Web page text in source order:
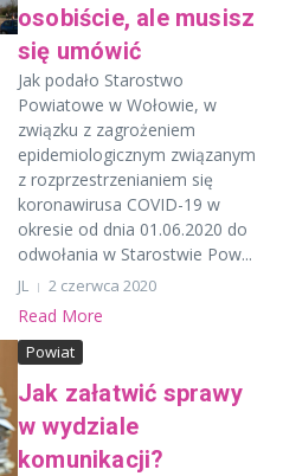
osobiście, ale musisz
się umówić
Jak podało Starostwo
Powiatowe w Wołowie, w
związku z zagrożeniem
epidemiologicznym związanym
z rozprzestrzenianiem się
koronawirusa COVID-19 w
okresie od dnia 01.06.2020 do
odwołania w Starostwie Pow...
JL 2 czerwca 2020
Read More
Powiat
Jak załatwić sprawy
w wydziale
komunikacji?